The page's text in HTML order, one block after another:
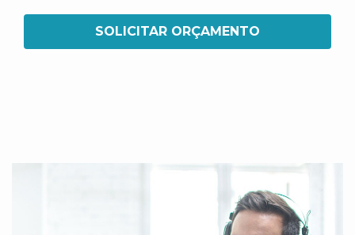
SOLICITAR ORÇAMENTO